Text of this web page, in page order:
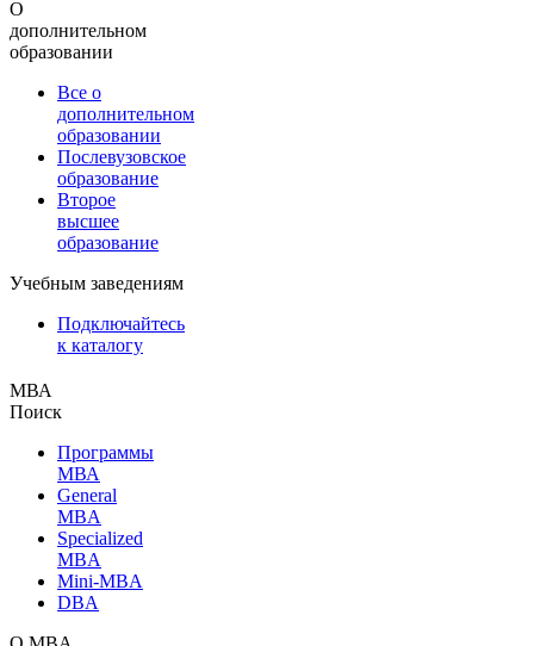
О
дополнительном
образовании
Все о
дополнительном
образовании
Послевузовское
образование
Второе
высшее
образование
Учебным заведениям
Подключайтесь
к каталогу
МВА
Поиск
Программы
МВА
General
MBA
Specialized
MBA
Mini-MBA
DBA